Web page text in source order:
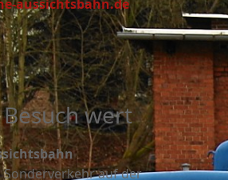
aussichtsbahn.de
wert
auf der